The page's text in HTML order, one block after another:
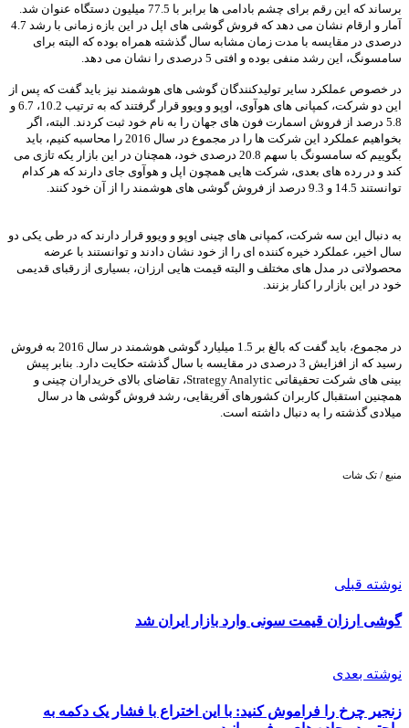
برساند که این رقم برای چشم بادامی ها برابر با 77.5 میلیون دستگاه عنوان شد.
آمار و ارقام نشان می دهد که فروش گوشی های اپل در این بازه زمانی با رشد 4.7
درصدی در مقایسه با مدت زمان مشابه سال گذشته همراه بوده که البته برای
سامسونگ، این رشد منفی بوده و افتی 5 درصدی را نشان می دهد.
در خصوص عملکرد سایر تولیدکنندگان گوشی های هوشمند نیز باید گفت که پس از
این دو شرکت، کمپانی های هوآوی، اوپو و ویوو قرار گرفتند که به ترتیب 10.2، 6.7 و
5.8 درصد از فروش اسمارت فون های جهان را به نام خود ثبت کردند. البته، اگر
بخواهیم عملکرد این شرکت ها را در مجموع در سال 2016 را محاسبه کنیم، باید
بگوییم که سامسونگ با سهم 20.8 درصدی خود، همچنان در این بازار یکه تازی می
کند و در رده های بعدی، شرکت هایی همچون اپل و هوآوی جای دارند که هر کدام
توانستند 14.5 و 9.3 درصد از فروش گوشی های هوشمند را از آن خود کنند.
به دنبال این سه شرکت، کمپانی های چینی اوپو و ویوو قرار دارند که در طی یکی دو
سال اخیر، عملکرد خیره کننده ای را از خود نشان دادند و توانستند با عرضه
محصولاتی در مدل های مختلف و البته قیمت هایی ارزان، بسیاری از رقبای قدیمی
خود در این بازار را کنار بزنند.
در مجموع، باید گفت که بالغ بر 1.5 میلیارد گوشی هوشمند در سال 2016 به فروش
رسید که از افزایش 3 درصدی در مقایسه با سال گذشته حکایت دارد. بنابر پیش
بینی های شرکت تحقیقاتی Strategy Analytic، تقاضای بالای خریداران چینی و
همچنین استقبال کاربران کشورهای آفریقایی، رشد فروش گوشی ها در سال
میلادی گذشته را به دنبال داشته است.
منبع / تک شات
نوشته قبلی
گوشی ارزان قیمت سونی وارد بازار ایران شد
نوشته بعدی
زنجیر چرخ را فراموش کنید: با این اختراع با فشار یک دکمه به